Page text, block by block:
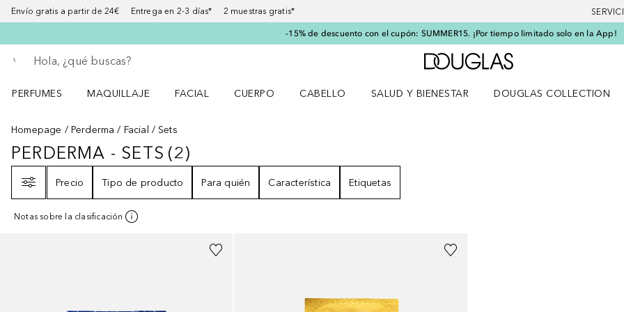
Envío gratis a partir de 24€ Entrega en 2-3 días* 2 muestras gratis*
-15% de descuento con el cupón: SUMMER15. ¡Por tiempo limitado solo en la App!
Regresar
Ejecutar búsqueda
A Douglas Home
PERFUMES
MAQUILLAJE
FACIAL
CUERPO
CABELLO
SALUD Y BIENESTAR
DOUGLAS COLLECTION
Homepage
Perderma Facial Sets
PERDERMA - SETS2
PERDERMA - SETS (2)
Precio
Tipo de producto Para quién Característica Etiquetas
Notas sobre la clasificación